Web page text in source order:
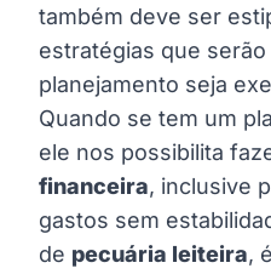
também deve ser
estratégias que
planejamento seja
Quando se tem um
ele nos possibilita
financeira, inclusive
gastos sem
de pecuária leiteira,